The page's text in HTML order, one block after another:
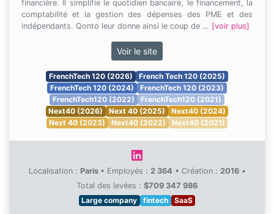
financière. Il simplifie le quotidien bancaire, le financement, la
comptabilité et la gestion des dépenses des PME et des
indépendants. Qonto leur donne ainsi le coup de … [voir plus]
Voir le site
FrenchTech 120 (2026)
French Tech 120 (2025)
FrenchTech 120 (2024)
FrenchTech 120 (2023)
FrenchTech120 (2022)
FrenchTech120 (2021)
Next40 (2026)
Next 40 (2025)
Next40 (2024)
Next 40 (2023)
Next40 (2022) Next40 (2021)
Localisation : Paris • Employés : 2 364 • Création : 2016 •
Total des levées : $709 347 986
Large company
fintech SaaS